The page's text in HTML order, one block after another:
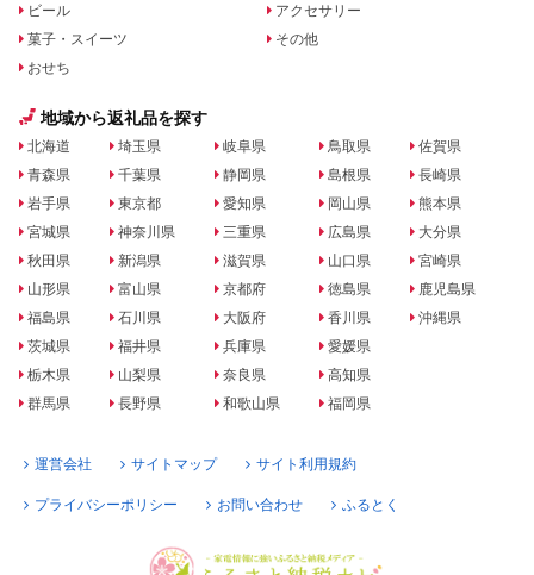
ビール
菓子・スイーツ
おせち
アクセサリー
その他
地域から返礼品を探す
北海道
青森県
岩手県
宮城県
秋田県
山形県
福島県
茨城県
栃木県
群馬県
埼玉県
千葉県
東京都
神奈川県
新潟県
富山県
石川県
福井県
山梨県
長野県
岐阜県
静岡県
愛知県
三重県
滋賀県
京都府
大阪府
兵庫県
奈良県
和歌山県
鳥取県
島根県
岡山県
広島県
山口県
徳島県
香川県
愛媛県
高知県
福岡県
佐賀県
長崎県
熊本県
大分県
宮崎県
鹿児島県
沖縄県
運営会社 サイトマップ サイト利用規約
プライバシーポリシー お問い合わせ ふるとく